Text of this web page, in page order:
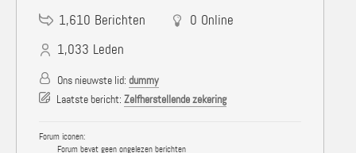
1,610 Berichten 0 Online
1,033 Leden
Ons nieuwste lid: dummy
Laatste bericht: Zelfherstellende zekering
Forum iconen:
Forum bevat geen ongelezen berichten